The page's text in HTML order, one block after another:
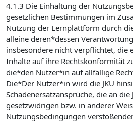
4.1.3 Die Einhaltung der
gesetzlichen Bestimmungen im
Nutzung der Lernplattform durch
alleine deren*dessen
insbesondere nicht verpflichtet, die
Inhalte auf ihre Rechtskonformität
die*den Nutzer*in auf allfällige
Die*Der Nutzer*in wird die JKU
Schadenersatzansprüche, die an die
gesetzwidrigen bzw. in anderer
Nutzungsbedingungen